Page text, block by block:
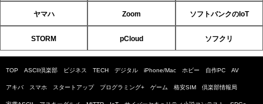
ヤマハ Zoom ソフトバンクのIoT
STORM pCloud ソフクリ
TOP ASCII倶楽部 ビジネス TECH デジタル iPhone/Mac ホビー 自作PC AV
アキバ スマホ スタートアップ プログラミング+ ゲーム 格安SIM 倶楽部情報局